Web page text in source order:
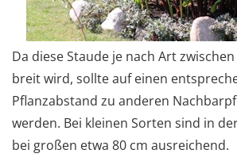
Da diese Staude je nach Art
breit wird, sollte auf einen
Pflanzabstand zu anderen
werden. Bei kleinen Sorten sind in
bei großen etwa 80 cm ausreichend.